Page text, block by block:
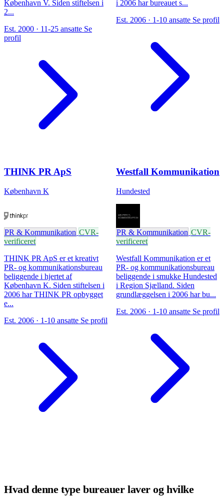
København V. Siden stiftelsen i
2...
Est. 2000 · 11-25 ansatte Se
profil
i 2006 har bureauet s...
Est. 2006 · 1-10 ansatte Se profil
THINK PR ApS
København K
PR & Kommunikation CVR-
verificeret
THINK PR ApS er et kreativt
PR- og kommunikationsbureau
beliggende i hjertet af
København K. Siden stiftelsen i
2006 har THINK PR opbygget
e...
Est. 2006 · 1-10 ansatte Se profil
Westfall Kommunikation
Hundested
PR & Kommunikation CVR-
verificeret
Westfall Kommunikation er et
PR- og kommunikationsbureau
beliggende i smukke Hundested
i Region Sjælland. Siden
grundlæggelsen i 2006 har bu...
Est. 2006 · 1-10 ansatte Se profil
Hvad denne type bureauer laver og hvilke